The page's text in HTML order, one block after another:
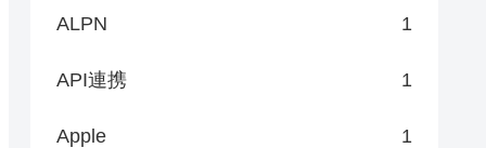
ALPN 1
API連携 1
Apple 1